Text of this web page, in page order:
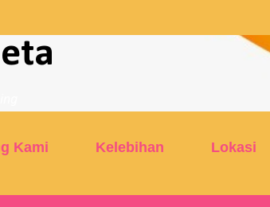
Kami Kelebihan Lokasi